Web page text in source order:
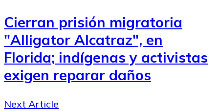
Cierran prisión migratoria
"Alligator Alcatraz", en
Florida; indígenas y activistas
exigen reparar daños
Next Article